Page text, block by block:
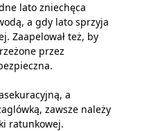
lato zniechęca
a gdy lato sprzyja
Zaapelował też, by
przez
a
zawsze należy
ratunkowej.